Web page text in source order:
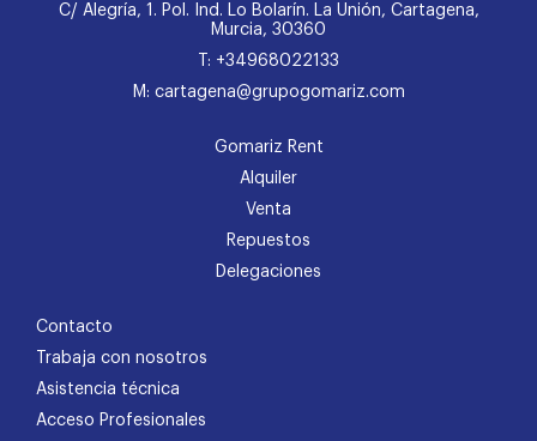
C/ Alegría, 1. Pol. Ind. Lo Bolarín. La Unión, Cartagena,
Murcia, 30360
T: +34968022133
M: cartagena@grupogomariz.com
Gomariz Rent
Alquiler
Venta
Repuestos
Delegaciones
Contacto
Trabaja con nosotros
Asistencia técnica
Acceso Profesionales